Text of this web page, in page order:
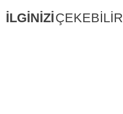
İLGİNİZİÇEKEBİLİR